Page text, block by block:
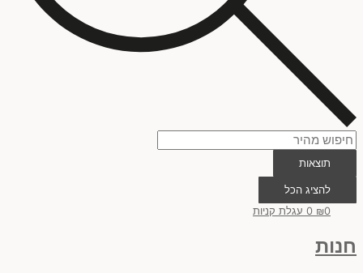
תוצאות
להציג הכל
₪0
0 עגלת קניות
חנות